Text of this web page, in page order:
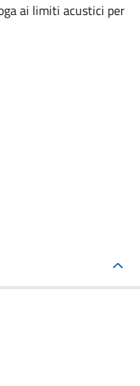
ai limiti acustici per